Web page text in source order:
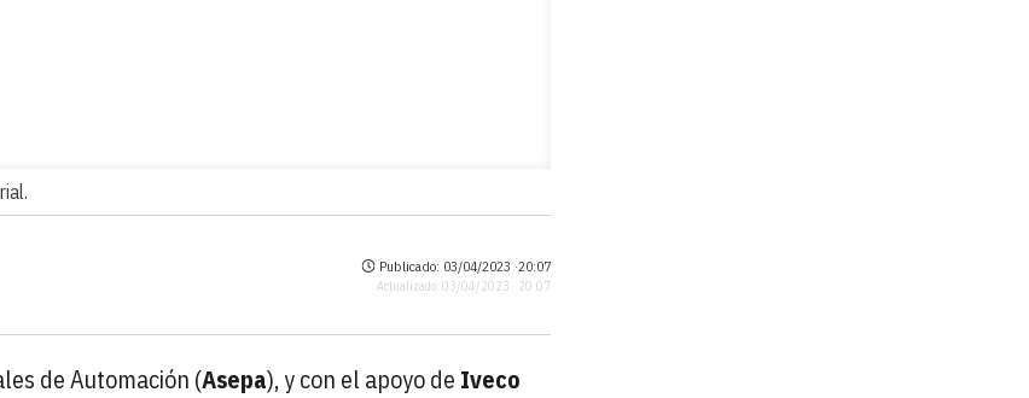
Publicado: 03/04/2023 ·20:07
Actualizado: 03/04/2023 · 20:07
de Automación (Asepa), y con el apoyo de Iveco